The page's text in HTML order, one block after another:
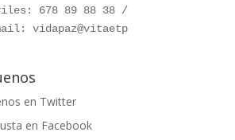
678 89 88 38 / 660 76 91 28
vidapaz@vitaetpax.org
en Twitter
en Facebook